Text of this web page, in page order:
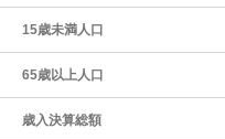
15歳未満人口
65歳以上人口
歳入決算総額